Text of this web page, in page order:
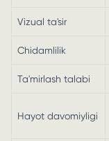
Vizual ta'sir
Chidamlilik
Ta'mirlash talabi
Hayot davomiyligi